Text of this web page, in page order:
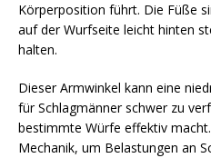
Körperposition führt. Die Füße
auf der Wurfseite leicht hinten
halten.
Dieser Armwinkel kann eine
für Schlagmänner schwer zu
bestimmte Würfe effektiv
Mechanik, um Belastungen an